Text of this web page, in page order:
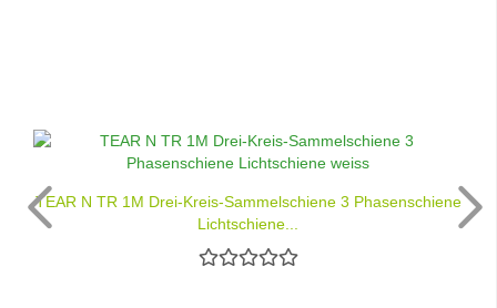
TEAR N TR 1M Drei-Kreis-Sammelschiene 3 Phasenschiene
Lichtschiene...